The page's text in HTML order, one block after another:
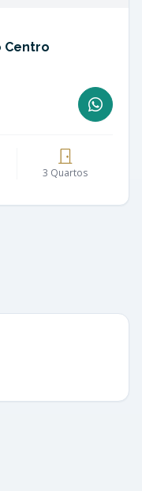
Centro
3 Quartos